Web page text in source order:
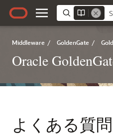
Middleware / GoldenGate /
Oracle
よくある質問